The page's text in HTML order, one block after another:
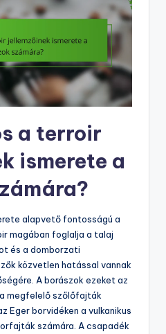
a terroir
ismerete a
alapvető fontosságú a
magában foglalja a talaj
és a domborzati
közvetlen hatással vannak
A borászok ezeket az
megfelelő szőlőfajták
Eger borvidéken a vulkanikus
számára. A csapadék